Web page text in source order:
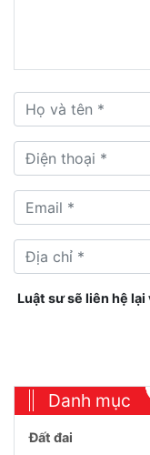
Luật sư sẽ liên hệ
Danh mục
Đất đai